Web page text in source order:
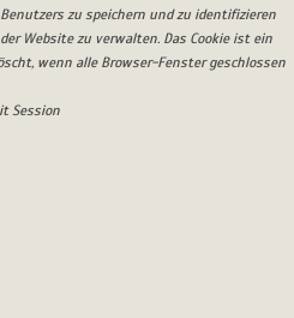
zu speichern und zu identifizieren
Website zu verwalten. Das Cookie ist ein
wenn alle Browser-Fenster geschlossen
Session